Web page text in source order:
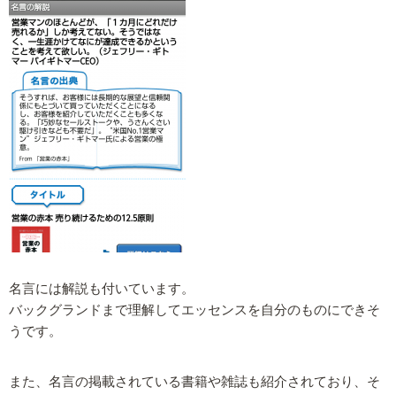
名言には解説も付いています。
バックグランドまで理解してエッセンスを自分のものにできそ
うです。
また、名言の掲載されている書籍や雑誌も紹介されており、そ